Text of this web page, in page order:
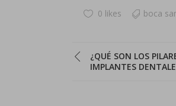
0 likes boca
¿QUÉ SON LOS
IMPLANTES